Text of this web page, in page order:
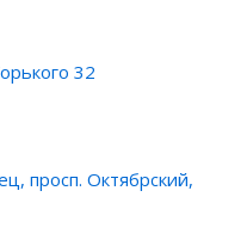
32
просп. Октябрский,